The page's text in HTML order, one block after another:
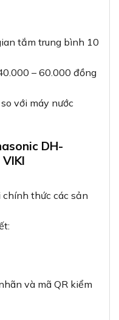
tắm trung bình 10
– 60.000 đồng
so với máy nước
DH-
thức các sản
và mã QR kiểm